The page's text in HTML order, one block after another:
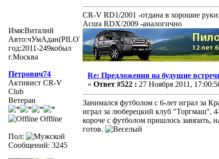
Имя:Виталий
Авто:чУмАдан(PILOTexe)
год:2011-249кобыл
г.Москва
CR-V RD1/2001 -отдана в хорошие
Acura RDX/2009 -аналогично
Петрович74
Активист CR-V
Club
Ветеран
Offline
Пол:
Сообщений: 3245
Re: Предложения на будущие
« Ответ #522 : 27 Ноября 2011,
Занимался футболом с 6-лет играл за
играл за люберецкий клуб "Торгмаш",
короче с футболом пришлось завязать,
готов.